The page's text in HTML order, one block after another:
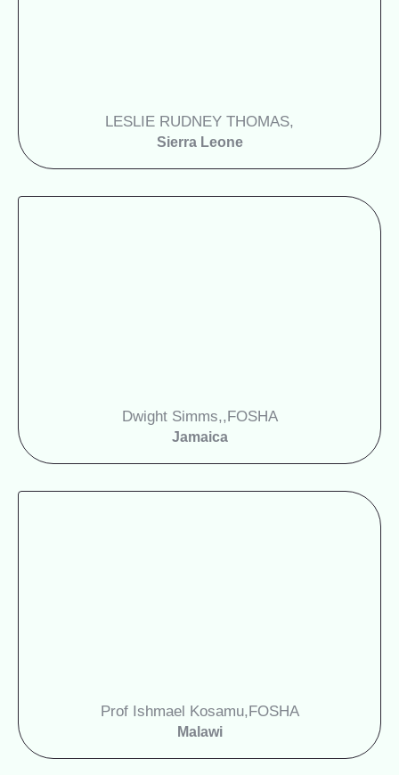
LESLIE RUDNEY THOMAS,
Sierra Leone
Dwight Simms,,FOSHA
Jamaica
Prof Ishmael Kosamu,FOSHA
Malawi